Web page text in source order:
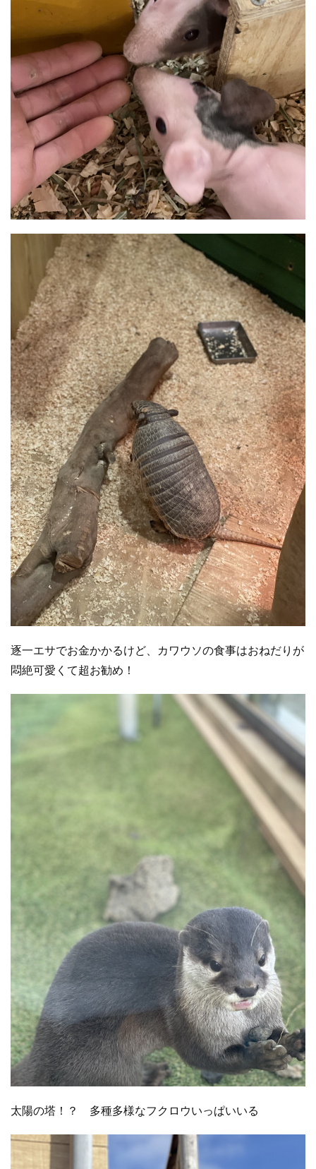
逐一エサでお金かかるけど、カワウソの食事はおねだりが
悶絶可愛くて超お勧め！
太陽の塔！？ 多種多様なフクロウいっぱいいる